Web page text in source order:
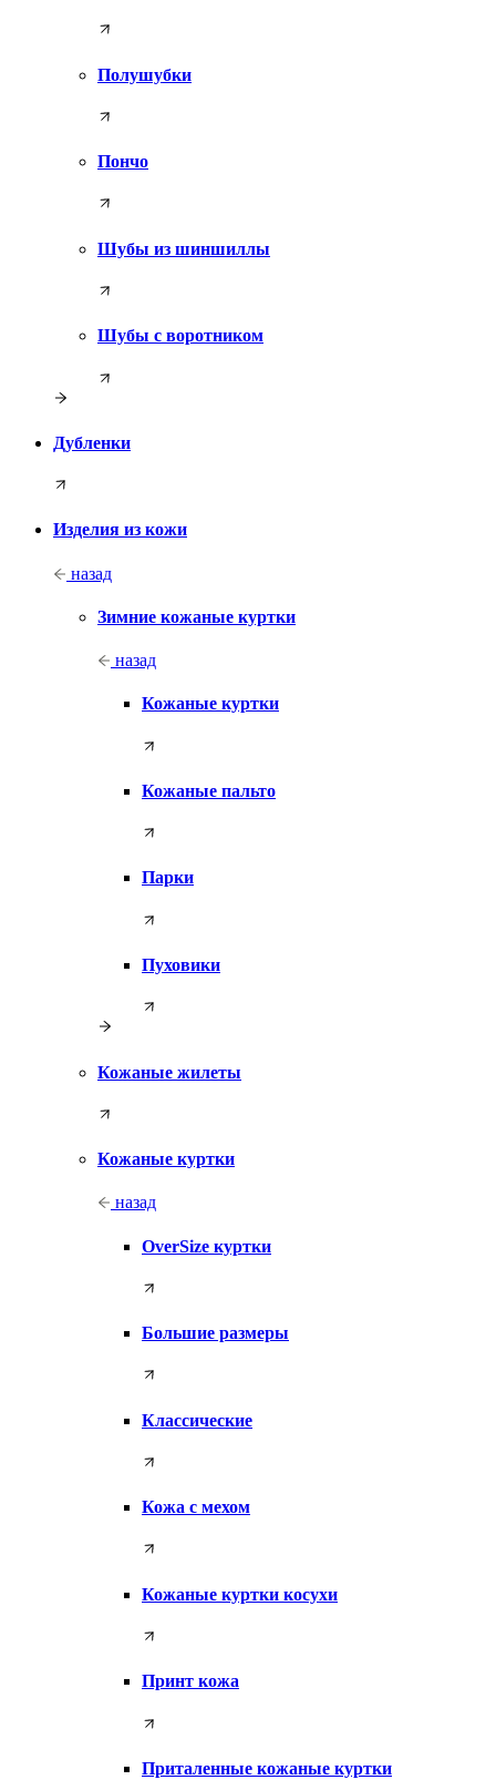
Полушубки
Пончо
Шубы из шиншиллы
Шубы с воротником
Дубленки
Изделия из кожи
назад
Зимние кожаные куртки
назад
Кожаные куртки
Кожаные пальто
Парки
Пуховики
Кожаные жилеты
Кожаные куртки
назад
OverSize куртки
Большие размеры
Классические
Кожа с мехом
Кожаные куртки косухи
Принт кожа
Приталенные кожаные куртки